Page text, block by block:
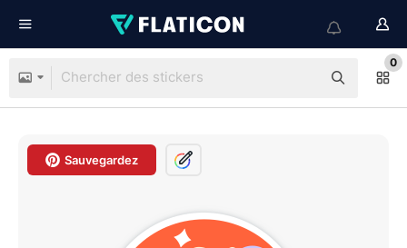
0
Sauvegardez